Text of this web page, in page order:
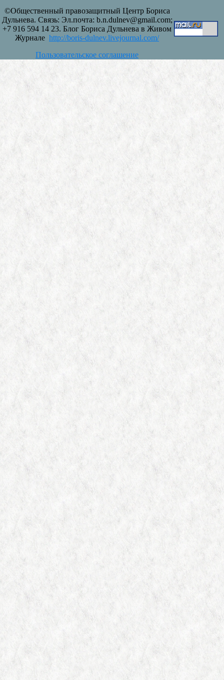
©Общественный правозащитный Центр Бориса
Дульнева. Связь: Эл.почта: b.n.dulnev@gmail.com;
+7 916 594 14 23. Блог Бориса Дульнева в Живом
Журнале http://boris-dulnev.livejournal.com/
Пользовательское соглашение